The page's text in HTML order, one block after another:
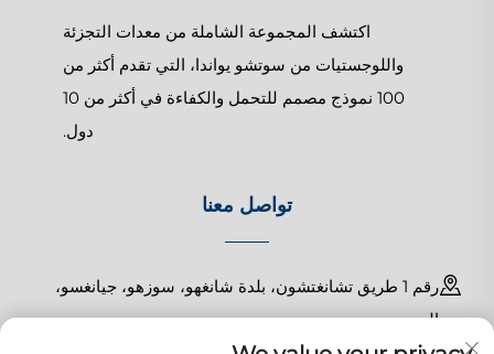
اكتشف المجموعة الشاملة من معدات التجزئة
واللوجستيات من سوتشو يواندا، التي تقدم أكثر من
100 نموذج مصمم للتحمل والكفاءة في أكثر من 10
دول.
تواصل معنا
رقم 1 طريق تشانغتشون، بلدة شانغهو، سوزهو، جيانغسو،
الصين